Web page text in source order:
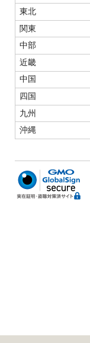
東北
関東
中部
近畿
中国
四国
九州
沖縄